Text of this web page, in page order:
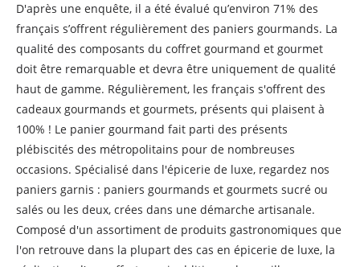
D'après une enquête, il a été évalué qu’environ 71% des
français s’offrent régulièrement des paniers gourmands. La
qualité des composants du coffret gourmand et gourmet
doit être remarquable et devra être uniquement de qualité
haut de gamme. Régulièrement, les français s'offrent des
cadeaux gourmands et gourmets, présents qui plaisent à
100% ! Le panier gourmand fait parti des présents
plébiscités des métropolitains pour de nombreuses
occasions. Spécialisé dans l'épicerie de luxe, regardez nos
paniers garnis : paniers gourmands et gourmets sucré ou
salés ou les deux, crées dans une démarche artisanale.
Composé d'un assortiment de produits gastronomiques que
l'on retrouve dans la plupart des cas en épicerie de luxe, la